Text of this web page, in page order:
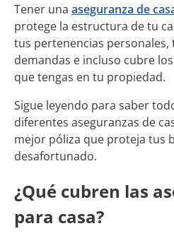
Tener una aseguranza de
protege la estructura de tu
tus pertenencias personales,
demandas e incluso cubre
que tengas en tu propiedad.
Sigue leyendo para saber
diferentes aseguranzas de
mejor póliza que proteja tus
desafortunado.
¿Qué cubren las
para casa?